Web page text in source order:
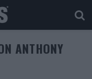
ANTHONY